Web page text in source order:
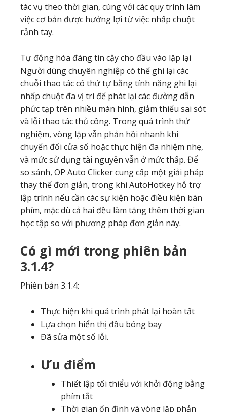
tác vụ theo thời gian, cùng với các quy trình làm
việc cơ bản được hưởng lợi từ việc nhấp chuột
rảnh tay.
Tự động hóa đáng tin cậy cho đầu vào lặp lại
Người dùng chuyên nghiệp có thể ghi lại các
chuỗi thao tác có thứ tự bằng tính năng ghi lại
nhấp chuột đa vị trí để phát lại các đường dẫn
phức tạp trên nhiều màn hình, giảm thiểu sai sót
và lỗi thao tác thủ công. Trong quá trình thử
nghiệm, vòng lặp vẫn phản hồi nhanh khi
chuyển đổi cửa sổ hoặc thực hiện đa nhiệm nhẹ,
và mức sử dụng tài nguyên vẫn ở mức thấp. Để
so sánh, OP Auto Clicker cung cấp một giải pháp
thay thế đơn giản, trong khi AutoHotkey hỗ trợ
lập trình nếu cần các sự kiện hoặc điều kiện bàn
phím, mặc dù cả hai đều làm tăng thêm thời gian
học tập so với phương pháp đơn giản này.
Có gì mới trong phiên bản
3.1.4?
Phiên bản 3.1.4:
Thực hiện khi quá trình phát lại hoàn tất
Lựa chọn hiển thị đầu bóng bay
Đã sửa một số lỗi.
Ưu điểm
Thiết lập tối thiểu với khởi động bằng
phím tắt
Thời gian ổn định và vòng lặp phản